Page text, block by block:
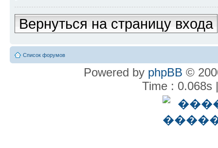
Вернуться на страницу входа
Список форумов
Powered by phpBB ©
Time : 0.068s